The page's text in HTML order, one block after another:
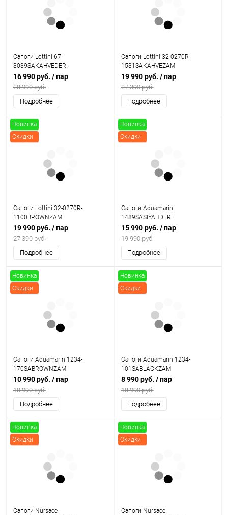
Сапоги Lottini 67-
3039SAKAHVEDERI
16 990 руб. / пар
28 990 руб.
Подробнее
Сапоги Lottini 32-0270R-
1531SAKAHVEZAM
19 990 руб. / пар
27 390 руб.
Подробнее
Новинка
Скидки
Сапоги Lottini 32-0270R-
1100BROWNZAM
19 990 руб. / пар
27 390 руб.
Подробнее
Новинка
Скидки
Сапоги Aquamarin
1489SASIYAHDERI
15 990 руб. / пар
19 990 руб.
Подробнее
Новинка
Скидки
Сапоги Aquamarin 1234-
170SABROWNZAM
10 990 руб. / пар
18 990 руб.
Подробнее
Новинка
Скидки
Сапоги Aquamarin 1234-
101SABLACKZAM
8 990 руб. / пар
18 990 руб.
Подробнее
Новинка
Скидки
Сапоги Nursace
Новинка
Скидки
Сапоги Nursace